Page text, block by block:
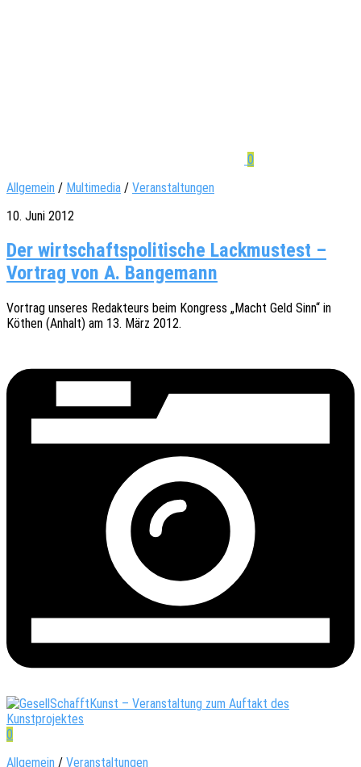
0
Allgemein / Multimedia / Veranstaltungen
10. Juni 2012
Der wirtschaftspolitische Lackmustest –
Vortrag von A. Bangemann
Vortrag unse­res Redak­teurs beim Kongress „Macht Geld Sinn“ in
Köthen (Anhalt) am 13. März 2012.
0
Allgemein / Veranstaltungen